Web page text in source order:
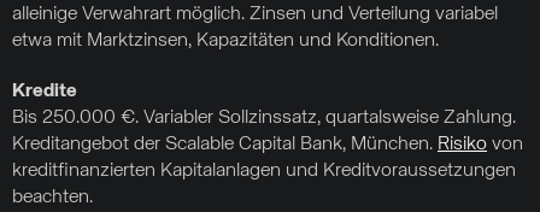
alleinige Verwahrart möglich. Zinsen und Verteilung variabel
etwa mit Marktzinsen, Kapazitäten und Konditionen.
Kredite
Bis 250.000 €. Variabler Sollzinssatz, quartalsweise Zahlung.
Kreditangebot der Scalable Capital Bank, München. Risiko von
kreditfinanzierten Kapitalanlagen und Kreditvoraussetzungen
beachten.